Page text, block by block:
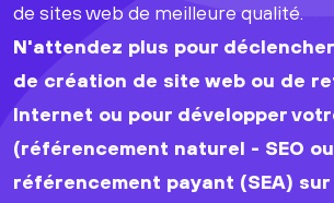
de sites web de meilleure qualité.
N'attendez plus pour
de création de site web ou de
Internet ou pour développer
(référencement naturel - SEO ou
référencement payant (SEA)